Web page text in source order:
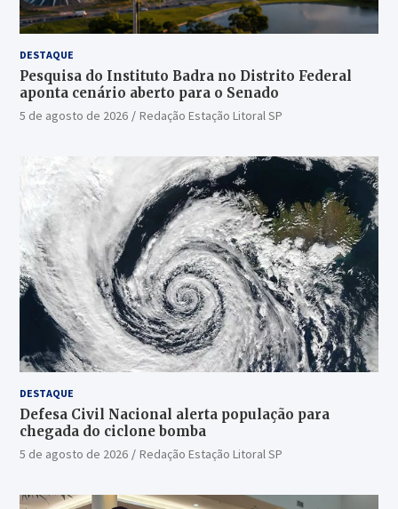
DESTAQUE
Pesquisa do Instituto Badra no Distrito Federal
aponta cenário aberto para o Senado
5 de agosto de 2026 Redação Estação Litoral SP
DESTAQUE
Defesa Civil Nacional alerta população para
chegada do ciclone bomba
5 de agosto de 2026 Redação Estação Litoral SP